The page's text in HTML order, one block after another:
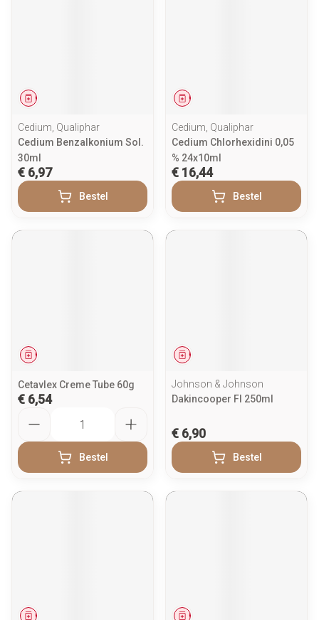
Geneesmiddel
Cedium, Qualiphar
Cedium Benzalkonium Sol.
30ml
€ 6,97
Bestel
Geneesmiddel
Cedium, Qualiphar
Cedium Chlorhexidini 0,05
% 24x10ml
€ 16,44
Bestel
Geneesmiddel
Cetavlex Creme Tube 60g
€ 6,54
Bestel
Geneesmiddel
Johnson & Johnson
Dakincooper Fl 250ml
€ 6,90
Bestel
Geneesmiddel Geneesmiddel